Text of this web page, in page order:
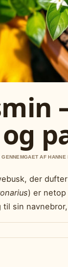
AF HANNE
der
) er
sin